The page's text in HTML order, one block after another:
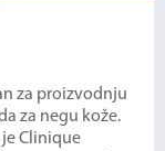
za proizvodnju
za negu kože.
Clinique